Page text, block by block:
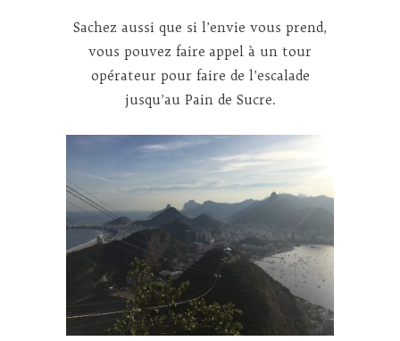
Sachez aussi que si l’envie vous prend,
vous pouvez faire appel à un tour
opérateur pour faire de l’escalade
jusqu’au Pain de Sucre.